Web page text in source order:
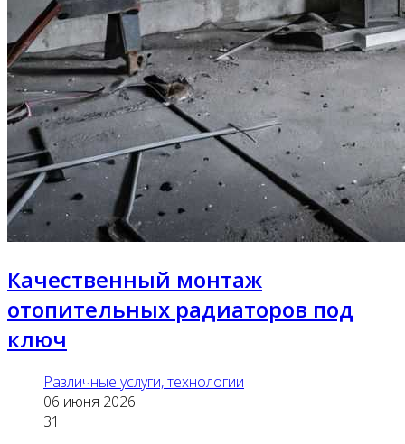
Качественный монтаж
отопительных радиаторов под
ключ
Различные услуги, технологии
06 июня 2026
31